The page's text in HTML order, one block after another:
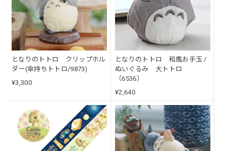
となりのトトロ クリップホル
ダー(傘持ちトトロ/9873)
¥3,300
となりのトトロ 和風お手玉 /
ぬいぐるみ 大トトロ
（6536）
¥2,640